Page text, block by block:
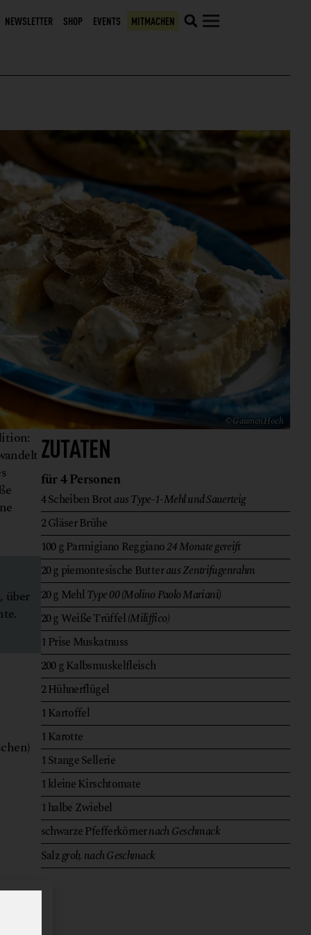
NEWSLETTER SHOP EVENTS MITMACHEN
© Gaumen Hoch
über
ZUTATEN
für 4 Personen
4Scheiben Brotaus Type-1-Mehl und Sauerteig
2GläserBrühe
100gParmigiano Reggiano24 Monate gereift
20g piemontesische Butteraus Zentrifugenrahm
20g MehlType 00 (Molino Paolo Mariani)
20g Weiße Trüffel(Miliffico)
1 Prise Muskatnuss
200gKalbsmuskelfleisch
2Hühnerflügel
1 Kartoffel
1 Karotte
1 StangeSellerie
1 kleineKirschtomate
1 halbe Zwiebel
schwarze Pfefferkörnernach Geschmack
Salzgrob, nach Geschmack